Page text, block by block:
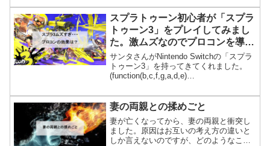
るならこのタイミングしかない！」と思
い、いろいろと「あれやってみるか？」
「これやってみるか？」...
スプラトゥーン初心者が「スプラ
トゥーン3」をプレイしてみまし
た。激ムズなのでプロコンを導
入。
サンタさんがNintendo Switchの「スプラ
トゥーン3」を持ってきてくれました。
(function(b,c,f,g,a,d,e)
n(){argument...
妻の両親との揉めごと
妻が亡くなってから、妻の両親と衝突し
ました。原因はお互いの考え方の違いと
しか言えないのですが、どのようなこと